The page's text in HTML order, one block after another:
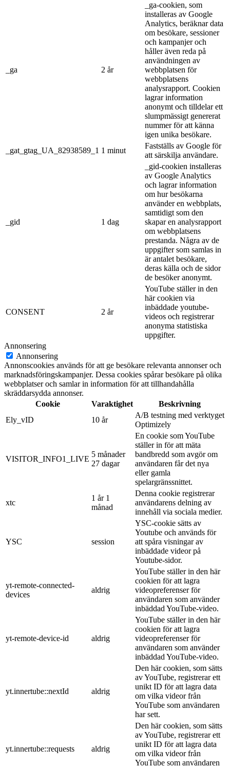
_ga 2 år
_ga-cookien, som
installeras av Google
Analytics, beräknar data
om besökare, sessioner
och kampanjer och
håller även reda på
användningen av
webbplatsen för
webbplatsens
analysrapport. Cookien
lagrar information
anonymt och tilldelar ett
slumpmässigt genererat
nummer för att känna
igen unika besökare.
_gat_gtag_UA_82938589_1 1 minut
Fastställs av Google för
att särskilja användare.
_gid 1 dag
_gid-cookien installeras
av Google Analytics
och lagrar information
om hur besökarna
använder en webbplats,
samtidigt som den
skapar en analysrapport
om webbplatsens
prestanda. Några av de
uppgifter som samlas in
är antalet besökare,
deras källa och de sidor
de besöker anonymt.
CONSENT 2 år
YouTube ställer in den
här cookien via
inbäddade youtube-
videos och registrerar
anonyma statistiska
uppgifter.
Annonsering
Annonsering
Annonscookies används för att ge besökare relevanta annonser och
marknadsföringskampanjer. Dessa cookies spårar besökare på olika
webbplatser och samlar in information för att tillhandahålla
skräddarsydda annonser.
Cookie
Varaktighet
Beskrivning
Ely_vID
10 år
A/B testning med verktyget
Optimizely
VISITOR_INFO1_LIVE
5 månader
27 dagar
En cookie som YouTube
ställer in för att mäta
bandbredd som avgör om
användaren får det nya
eller gamla
spelargränssnittet.
xtc
1 år 1
månad
Denna cookie registrerar
användarens delning av
innehåll via sociala medier.
YSC session
YSC-cookie sätts av
Youtube och används för
att spåra visningar av
inbäddade videor på
Youtube-sidor.
yt-remote-connected-
devices
aldrig
YouTube ställer in den här
cookien för att lagra
videopreferenser för
användaren som använder
inbäddad YouTube-video.
yt-remote-device-id aldrig
YouTube ställer in den här
cookien för att lagra
videopreferenser för
användaren som använder
inbäddad YouTube-video.
yt.innertube::nextId aldrig
Den här cookien, som sätts
av YouTube, registrerar ett
unikt ID för att lagra data
om vilka videor från
YouTube som användaren
har sett.
yt.innertube::requests aldrig
Den här cookien, som sätts
av YouTube, registrerar ett
unikt ID för att lagra data
om vilka videor från
YouTube som användaren